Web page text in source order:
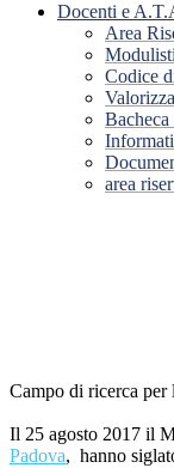
Docenti e
Area
Codice
Bacheca
area
Campo di ricerca per
Il 25 agosto 2017 il
Padova, hanno